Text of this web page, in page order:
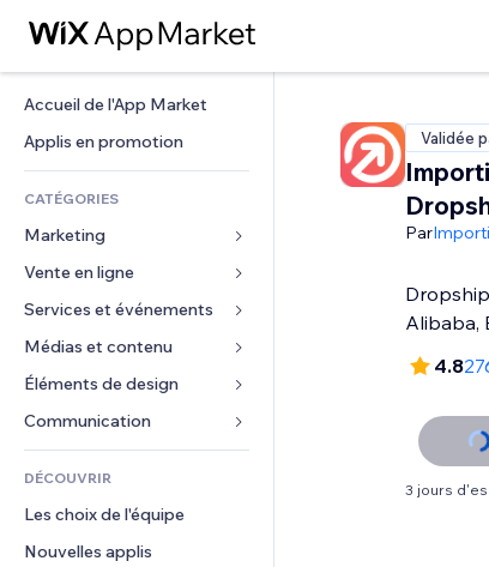
Accueil de l'App Market
Applis en promotion
CATÉGORIES
Marketing
Publicités
Mobile
Données analytiques
Réseaux sociaux
Classement de sites
E-mail
Vente en ligne
Applis pour les boutiques
Expédition et livraison
Boutons Vente
Comptabilité
Coupons et fidélisation
Solutions d'entreposage
Services et événements
Hôtels
Événements
Restaurants
Immobilier
Réservations
Médias et contenu
Galerie
Musique
Podcasts
Photographie
Vidéo
PDF
Éléments de design
Cartes et navigation
Confidentialité
Horloge
Modèles de pages
Effets sur images
Formulaires
Sondages
Chat
DÉCOUVRIR
Les choix de l'équipe
Nouvelles applis
Validée
Par
Alibaba,
4.8
3 jours